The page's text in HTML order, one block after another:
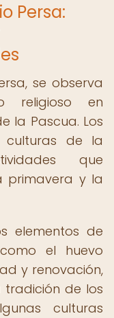
Persa:
se observa
religioso en
la Pascua. Los
culturas de la
que
primavera y la
elementos de
el huevo
y renovación,
tradición de los
culturas